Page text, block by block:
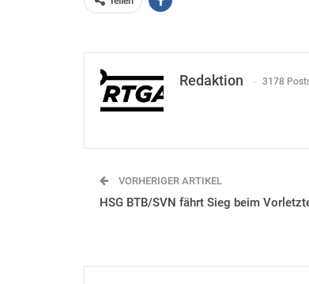
Redaktion 3178
VORHERIGER ARTIKEL
HSG BTB/SVN fährt Sieg beim